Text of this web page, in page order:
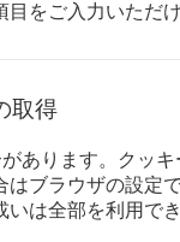
をご入力いただ
取得
あります。クッ
ブラウザの設
は全部を利用で